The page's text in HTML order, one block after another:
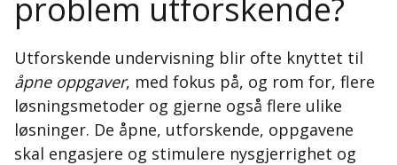
problem utforskende?
Utforskende undervisning blir ofte knyttet til
åpne oppgaver, med fokus på, og rom for, flere
løsningsmetoder og gjerne også flere ulike
løsninger. De åpne, utforskende, oppgavene
skal engasjere og stimulere nysgjerrighet og